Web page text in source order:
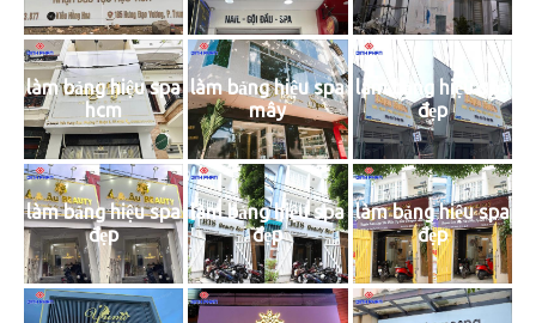
làm bảng hiệu spa
hcm
làm bảng hiệu spa
mây
làm bảng hiệu spa
đẹp
làm bảng hiệu spa
đẹp
làm bảng hiệu spa
đẹp
làm bảng hiệu spa
đẹp